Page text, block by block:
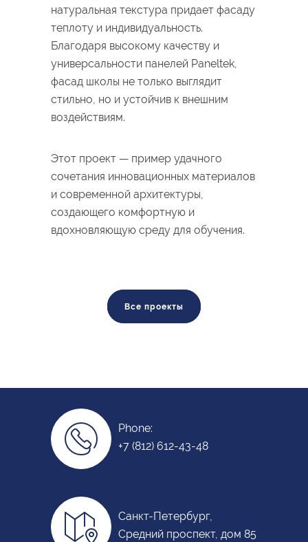
натуральная текстура придает фасаду
теплоту и индивидуальность.
Благодаря высокому качеству и
универсальности панелей Paneltek,
фасад школы не только выглядит
стильно, но и устойчив к внешним
воздействиям.
Этот проект — пример удачного
сочетания инновационных материалов
и современной архитектуры,
создающего комфортную и
вдохновляющую среду для обучения.
Все проекты
Phone:
+7 (812) 612-43-48
Санкт-Петербург,
Средний проспект, дом 85